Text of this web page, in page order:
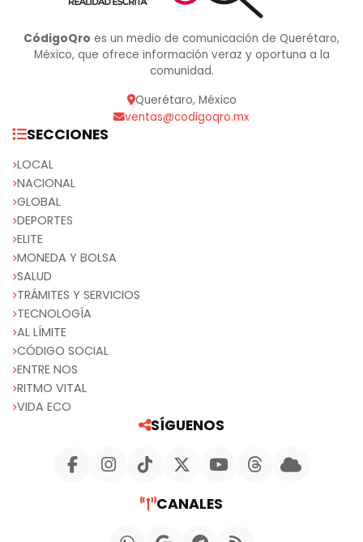
CódigoQro es un medio de comunicación de Querétaro,
México, que ofrece información veraz y oportuna a la
comunidad.
Querétaro, México
ventas@codigoqro.mx
SECCIONES
LOCAL
NACIONAL
GLOBAL
DEPORTES
ELITE
MONEDA Y BOLSA
SALUD
TRÁMITES Y SERVICIOS
TECNOLOGÍA
AL LÍMITE
CÓDIGO SOCIAL
ENTRE NOS
RITMO VITAL
VIDA ECO
SÍGUENOS
CANALES